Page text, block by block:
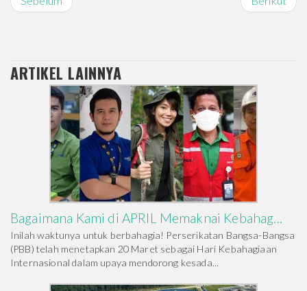
ARTIKEL LAINNYA
Bagaimana Kami di APRIL Memaknai Kebahag...
Inilah waktunya untuk berbahagia! Perserikatan Bangsa-Bangsa
(PBB) telah menetapkan 20 Maret sebagai Hari Kebahagiaan
Internasional dalam upaya mendorong kesada...